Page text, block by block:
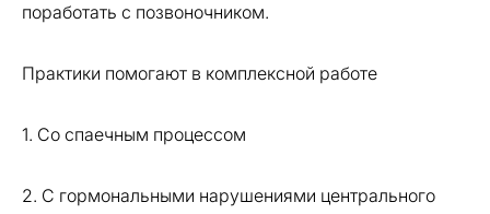
поработать с позвоночником.
Практики помогают в комплексной работе
1. Со спаечным процессом
2. С гормональными нарушениями центрального